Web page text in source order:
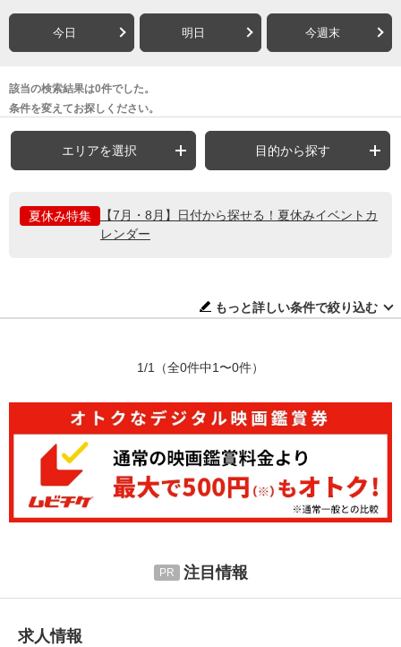
今日 明日 今週末
該当の検索結果は0件でした。
条件を変えてお探しください。
エリアを選択 目的から探す
夏休み特集
【7月・8月】日付から探せる！夏休みイベントカ
レンダー
もっと詳しい条件で絞り込む
1/1 （全0件中1〜0件）
注目情報
求人情報